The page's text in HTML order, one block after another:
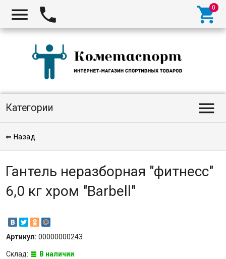
  
Категории 
⇐ Назад
Гантель неразборная "фитнесс"
6,0 кг хром "Barbell"
Артикул: 00000000243
Склад: В наличии